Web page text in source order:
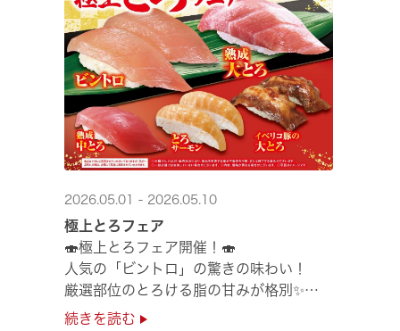
2026.05.01 - 2026.05.10
極上とろフェア
🍣極上とろフェア開催！🍣
人気の「ビントロ」の驚きの味わい！
厳選部位のとろける脂の甘みが格別✨
極上の味覚を是非くら寿司でご堪能ください♪
続きを読む